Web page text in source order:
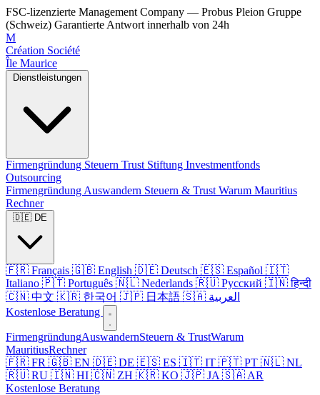
FSC-lizenzierte Management Company — Probus Pleion Gruppe
(Schweiz) Garantierte Antwort innerhalb von 24h
M
Création Société
Île Maurice
Firmengründung Steuern Trust Stiftung Investmentfonds
Outsourcing
Firmengründung Auswandern Steuern & Trust Warum Mauritius
Rechner
🇫🇷 Français 🇬🇧 English 🇩🇪 Deutsch 🇪🇸 Español 🇮🇹
Italiano 🇵🇹 Português 🇳🇱 Nederlands 🇷🇺 Русский 🇮🇳 हिन्दी
🇨🇳 中文 🇰🇷 한국어 🇯🇵 日本語
🇸🇦 العربية
Kostenlose Beratung
FirmengründungAuswandernSteuern & TrustWarum
MauritiusRechner
🇫🇷 FR 🇬🇧 EN 🇩🇪 DE 🇪🇸 ES 🇮🇹 IT 🇵🇹 PT 🇳🇱 NL
🇷🇺 RU 🇮🇳 HI 🇨🇳 ZH 🇰🇷 KO 🇯🇵 JA 🇸🇦 AR
Kostenlose Beratung